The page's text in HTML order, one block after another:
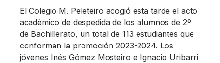
El Colegio M. Peleteiro acogió esta tarde el acto
académico de despedida de los alumnos de 2º
de Bachillerato, un total de 113 estudiantes que
conforman la promoción 2023-2024. Los
jóvenes Inés Gómez Mosteiro e Ignacio Uribarri